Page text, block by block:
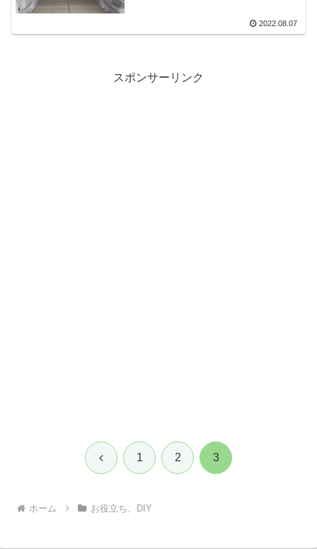
2022.08.07
スポンサーリンク
前 1 2 3
ホーム お役立ち、DIY